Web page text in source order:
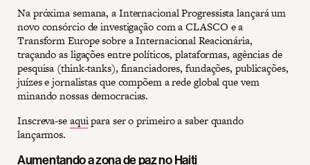
Na próxima semana, a Internacional Progressista lançará um
novo consórcio de investigação com a CLASCO e a
Transform Europe sobre a Internacional Reacionária,
traçando as ligações entre políticos, plataformas, agências de
pesquisa (think-tanks), financiadores, fundações, publicações,
juízes e jornalistas que compõem a rede global que vem
minando nossas democracias.
Inscreva-seaquipara ser o primeiro a saber quando
lançarmos.
Aumentando a zona de paz no Haiti